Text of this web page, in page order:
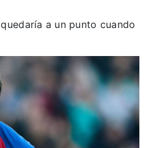
a un punto cuando